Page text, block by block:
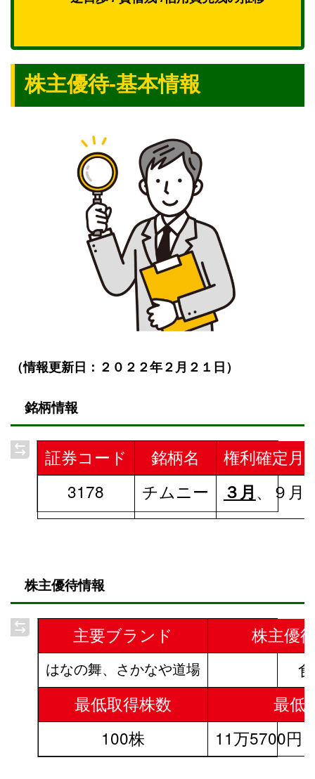
株主優待-基本情報
（情報更新日：２０２２年２月２１日）
銘柄情報
証券コード 銘柄名
権利確定月
3178
チムニー ３月、９月
株主優待情報
主要ブランド 株主優
はなの舞、さかなや道場
最低取得株数
最低
100株
11万5700円